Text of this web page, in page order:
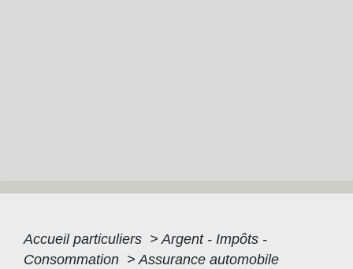
Accueil particuliers > Argent - Impôts -
Consommation > Assurance automobile